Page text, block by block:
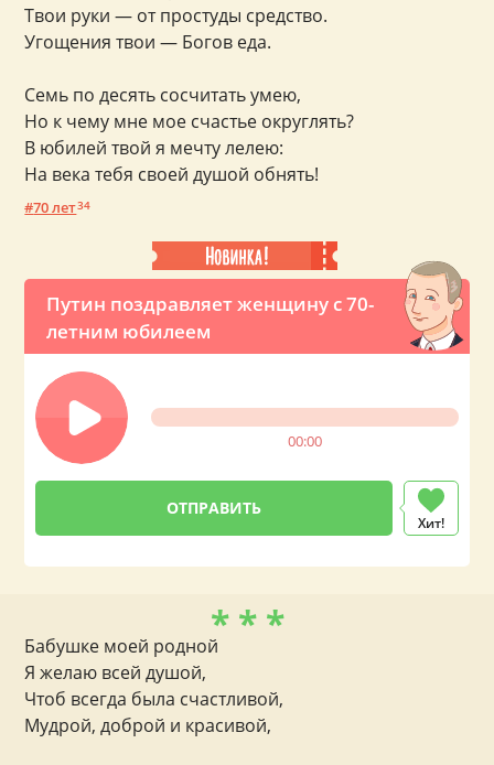
Путин поздравляет женщину с 70-
летним юбилеем
00:00
Хит!
Твои руки — от простуды средство.
Угощения твои — Богов еда.
Семь по десять сосчитать умею,
Но к чему мне мое счастье округлять?
В юбилей твой я мечту лелею:
На века тебя своей душой обнять!
70 лет34
* * *
Бабушке моей родной
Я желаю всей душой,
Чтоб всегда была счастливой,
Мудрой, доброй и красивой,